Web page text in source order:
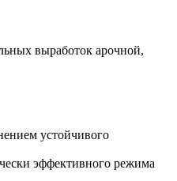
выработок арочной,
устойчивого
эффективного режима